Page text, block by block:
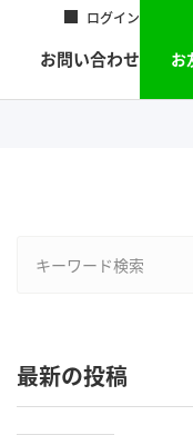
ログイン
お問い合わせ
お
最新の投稿